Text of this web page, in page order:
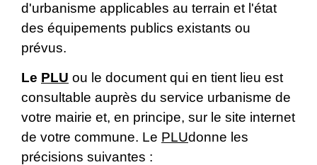
d'urbanisme applicables au terrain et l'état
des équipements publics existants ou
prévus.
Le PLU ou le document qui en tient lieu est
consultable auprès du service urbanisme de
votre mairie et, en principe, sur le site internet
de votre commune. Le PLUdonne les
précisions suivantes :